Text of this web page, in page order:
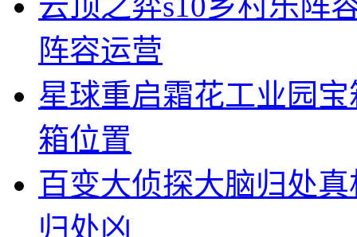
阵容运营
星球重启霜花工业园
箱位置
百变大侦探大脑归处
归处凶